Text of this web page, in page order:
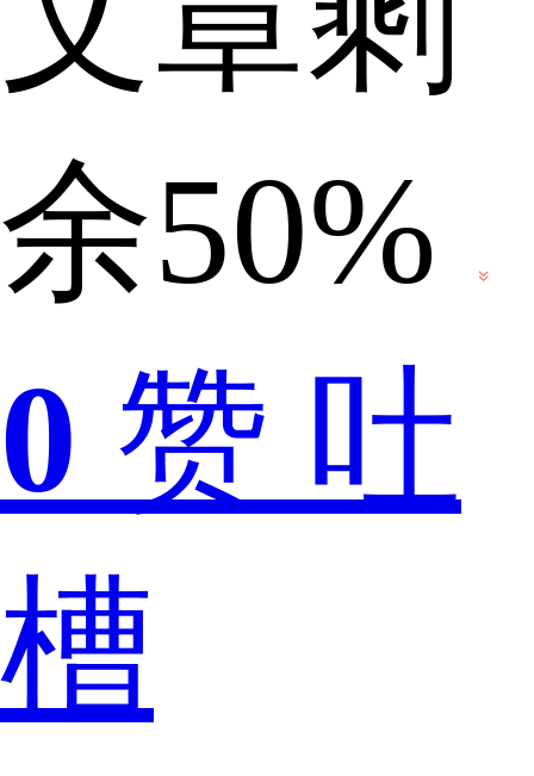
很
强
的
放
余50%
0 赞 吐
槽